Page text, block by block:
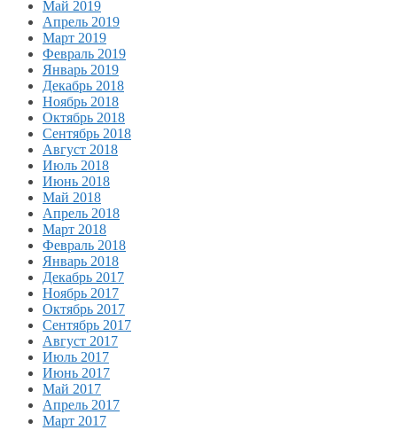
Май 2019
Апрель 2019
Март 2019
Февраль 2019
Январь 2019
Декабрь 2018
Ноябрь 2018
Октябрь 2018
Сентябрь 2018
Август 2018
Июль 2018
Июнь 2018
Май 2018
Апрель 2018
Март 2018
Февраль 2018
Январь 2018
Декабрь 2017
Ноябрь 2017
Октябрь 2017
Сентябрь 2017
Август 2017
Июль 2017
Июнь 2017
Май 2017
Апрель 2017
Март 2017